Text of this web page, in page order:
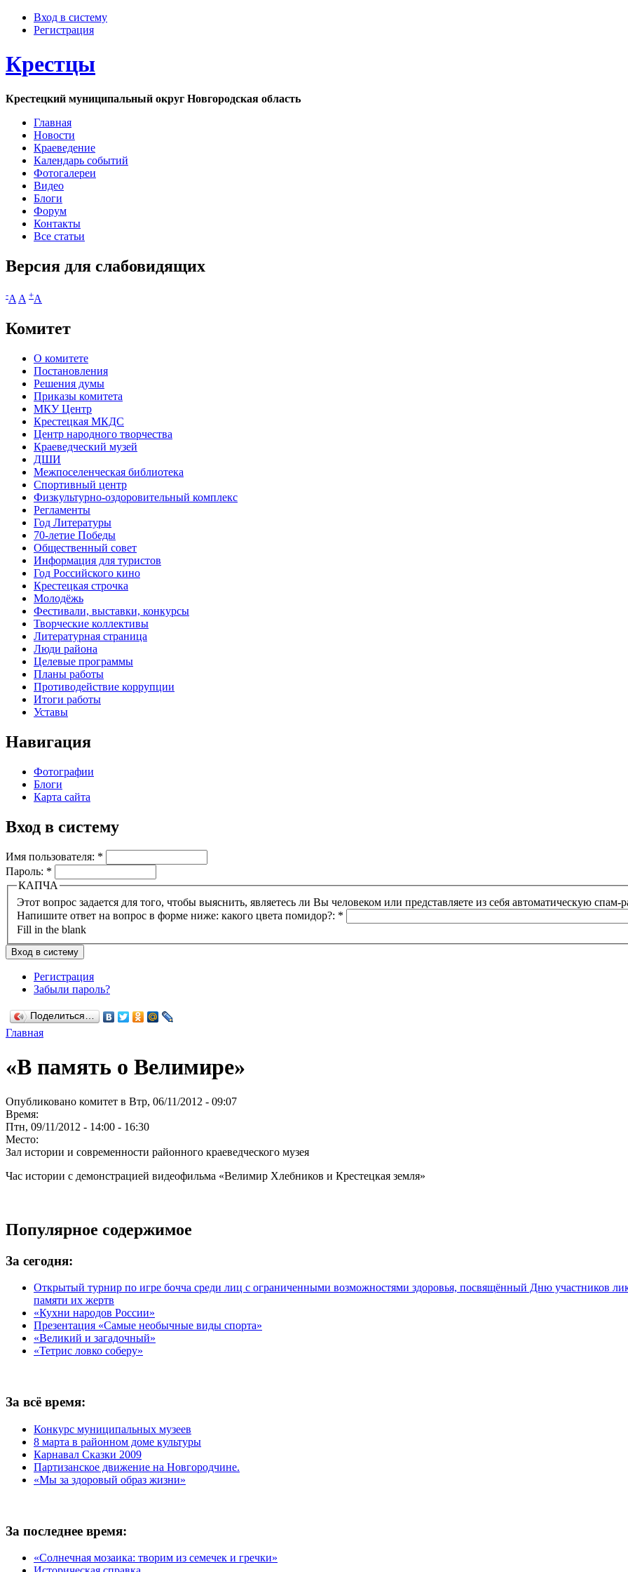
Вход в систему
Регистрация
Крестцы
Крестецкий муниципальный округ Новгородская область
Главная
Новости
Краеведение
Календарь событий
Фотогалереи
Видео
Блоги
Форум
Контакты
Все статьи
Версия для слабовидящих
-A A +A
Комитет
О комитете
Постановления
Решения думы
Приказы комитета
МКУ Центр
Крестецкая МКДС
Центр народного творчества
Краеведческий музей
ДШИ
Межпоселенческая библиотека
Спортивный центр
Физкультурно-оздоровительный комплекс
Регламенты
Год Литературы
70-летие Победы
Общественный совет
Информация для туристов
Год Российского кино
Крестецкая строчка
Молодёжь
Фестивали, выставки, конкурсы
Творческие коллективы
Литературная страница
Люди района
Целевые программы
Планы работы
Противодействие коррупции
Итоги работы
Уставы
Навигация
Фотографии
Блоги
Карта сайта
Вход в систему
Имя пользователя: *
Пароль: *
КАПЧА
Этот вопрос задается для того, чтобы выяснить, являетесь ли Вы человеком или представляете из себя
Напишите ответ на вопрос в форме ниже: какого цвета помидор?: *
Fill in the blank
Регистрация
Забыли пароль?
Поделиться…
Главная
«В память о Велимире»
Опубликовано комитет в Втр, 06/11/2012 - 09:07
Время:
Птн, 09/11/2012 - 14:00 - 16:30
Место:
Зал истории и современности районного краеведческого музея
Час истории с демонстрацией видеофильма «Велимир Хлебников и Крестецкая земля»
Популярное содержимое
За сегодня:
Открытый турнир по игре бочча среди лиц с ограниченными возможностями здоровья, посвящённый Дню участников
памяти их жертв
«Кухни народов России»
Презентация «Самые необычные виды спорта»
«Великий и загадочный»
«Тетрис ловко соберу»
За всё время:
Конкурс муниципальных музеев
8 марта в районном доме культуры
Карнавал Сказки 2009
Партизанское движение на Новгородчине.
«Мы за здоровый образ жизни»
За последнее время:
«Солнечная мозаика: творим из семечек и гречки»